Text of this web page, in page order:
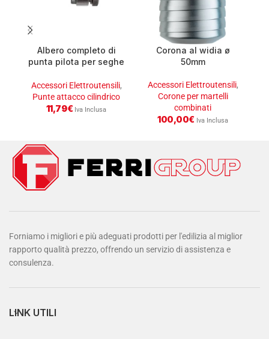
Albero completo di
punta pilota per seghe
attacco cilindrico
Accessori Elettroutensili,
Punte attacco cilindrico
11,79€ Iva Inclusa
Corona al widia ø
50mm
Accessori Elettroutensili,
Corone per martelli
combinati
100,00€ Iva Inclusa
Forniamo i migliori e più adeguati prodotti per l'edilizia al miglior
rapporto qualità prezzo, offrendo un servizio di assistenza e
consulenza.
LINK UTILI